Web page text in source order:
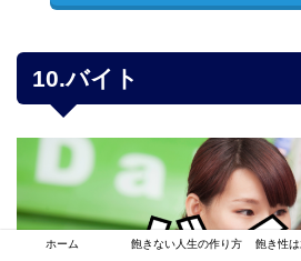
10.バイト
ホーム 飽きない人生の作り方 飽き性は